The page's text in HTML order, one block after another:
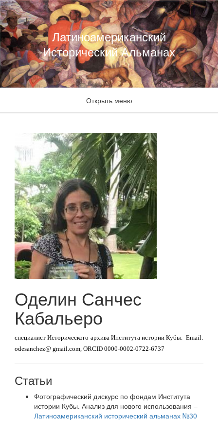
Латиноамериканский
Исторический Альманах
Открыть меню
Оделин Санчес
Кабальеро
специалист Исторического архива Института истории Кубы. Email:
odesanchez@ gmail.com, ORCID 0000-0002-0722-6737
Статьи
Фотографический дискурс по фондам Института
истории Кубы. Анализ для нового использования –
Латиноамериканский исторический альманах №30